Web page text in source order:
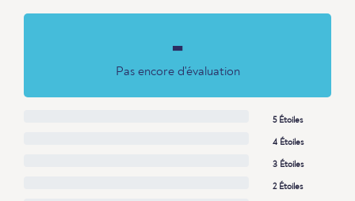
-
Pas encore d'évaluation
5 Étoiles
4 Étoiles
3 Étoiles
2 Étoiles